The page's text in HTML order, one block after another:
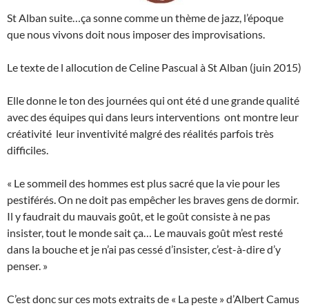
St Alban suite…ça sonne comme un thème de jazz, l’époque
que nous vivons doit nous imposer des improvisations.
Le texte de l allocution de Celine Pascual à St Alban (juin 2015)
Elle donne le ton des journées qui ont été d une grande qualité
avec des équipes qui dans leurs interventions ont montre leur
créativité leur inventivité malgré des réalités parfois très
difficiles.
« Le sommeil des hommes est plus sacré que la vie pour les
pestiférés. On ne doit pas empêcher les braves gens de dormir.
Il y faudrait du mauvais goût, et le goût consiste à ne pas
insister, tout le monde sait ça… Le mauvais goût m’est resté
dans la bouche et je n’ai pas cessé d’insister, c’est-à-dire d’y
penser. »
C’est donc sur ces mots extraits de « La peste » d’Albert Camus